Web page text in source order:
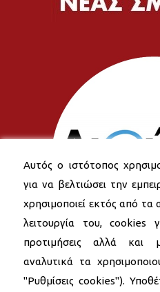
Αυτός ο ιστότοπος
για να βελτιώσει την
χρησιμοποιεί εκτός από
λειτουργία του, cookies
προτιμήσεις αλλά και
αναλυτικά τα
"Ρυθμίσεις cookies").